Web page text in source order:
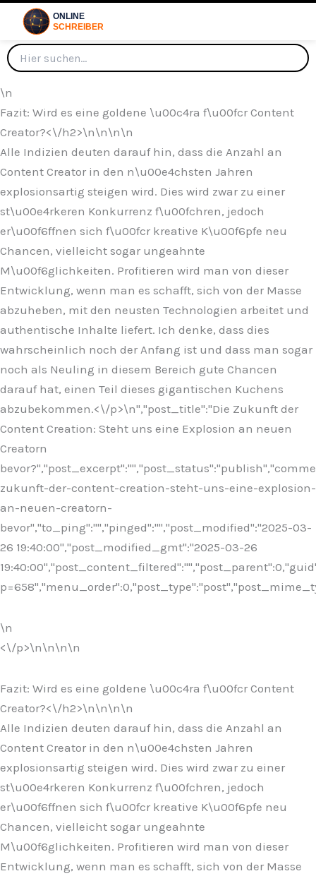
\n
Fazit: Wird es eine goldene \u00c4ra f\u00fcr Content
Creator?<\/h2>\n\n\n\n
Alle Indizien deuten darauf hin, dass die Anzahl an
Content Creator in den n\u00e4chsten Jahren
explosionsartig steigen wird. Dies wird zwar zu einer
st\u00e4rkeren Konkurrenz f\u00fchren, jedoch
er\u00f6ffnen sich f\u00fcr kreative K\u00f6pfe neu
Chancen, vielleicht sogar ungeahnte
M\u00f6glichkeiten. Profitieren wird man von dieser
Entwicklung, wenn man es schafft, sich von der Masse
abzuheben, mit den neusten Technologien arbeitet und
authentische Inhalte liefert. Ich denke, dass dies
wahrscheinlich noch der Anfang ist und dass man sogar
noch als Neuling in diesem Bereich gute Chancen
darauf hat, einen Teil dieses gigantischen Kuchens
abzubekommen.<\/p>\n","post_title":"Die Zukunft der
Content Creation: Steht uns eine Explosion an neuen
Creatorn
zukunft-der-content-creation-steht-uns-eine-explosion-
an-neuen-creatorn-
bevor","to_ping":"","pinged":"","post_modified":"2025-03-
26 19:40:00","post_modified_gmt":"2025-03-26
\n
<\/p>\n\n\n\n
Fazit: Wird es eine goldene \u00c4ra f\u00fcr Content
Creator?<\/h2>\n\n\n\n
Alle Indizien deuten darauf hin, dass die Anzahl an
Content Creator in den n\u00e4chsten Jahren
explosionsartig steigen wird. Dies wird zwar zu einer
st\u00e4rkeren Konkurrenz f\u00fchren, jedoch
er\u00f6ffnen sich f\u00fcr kreative K\u00f6pfe neu
Chancen, vielleicht sogar ungeahnte
M\u00f6glichkeiten. Profitieren wird man von dieser
Entwicklung, wenn man es schafft, sich von der Masse